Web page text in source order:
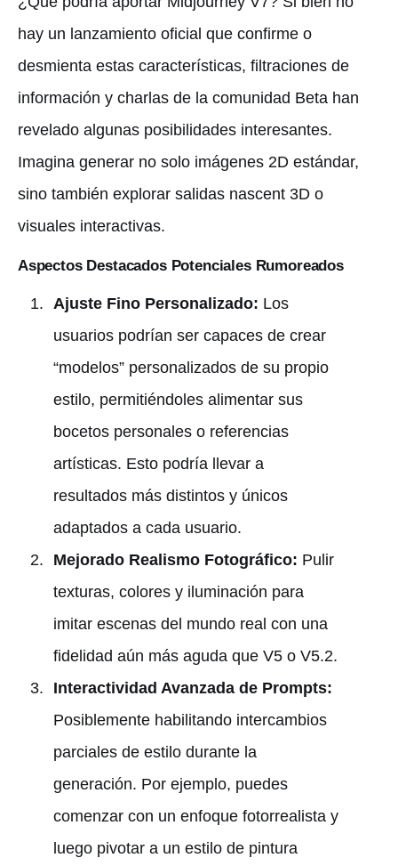
hay un lanzamiento oficial que confirme o
desmienta estas características, filtraciones de
información y charlas de la comunidad Beta han
revelado algunas posibilidades interesantes.
Imagina generar no solo imágenes 2D estándar,
sino también explorar salidas nascent 3D o
visuales interactivas.
Aspectos Destacados Potenciales Rumoreados
Ajuste Fino Personalizado: Los
usuarios podrían ser capaces de crear
“modelos” personalizados de su propio
estilo, permitiéndoles alimentar sus
bocetos personales o referencias
artísticas. Esto podría llevar a
resultados más distintos y únicos
adaptados a cada usuario.
Mejorado Realismo Fotográfico: Pulir
texturas, colores y iluminación para
imitar escenas del mundo real con una
fidelidad aún más aguda que V5 o V5.2.
Interactividad Avanzada de Prompts:
Posiblemente habilitando intercambios
parciales de estilo durante la
generación. Por ejemplo, puedes
comenzar con un enfoque fotorrealista y
luego pivotar a un estilo de pintura